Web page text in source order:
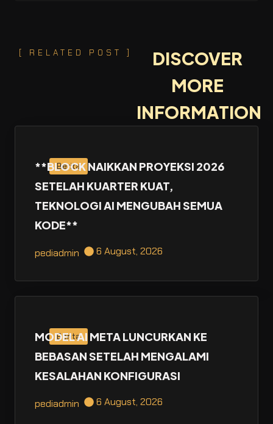
[ RELATED POST ]
DISCOVER
MORE
INFORMATION
Berita
**BLOCK NAIKKAN PROYEKSI 2026
SETELAH KUARTER KUAT,
TEKNOLOGI AI MENGUBAH SEMUA
KODE**
pediadmin 6 August, 2026
Berita
MODEL AI META LUNCURKAN KE
BEBASAN SETELAH MENGALAMI
KESALAHAN KONFIGURASI
pediadmin 6 August, 2026